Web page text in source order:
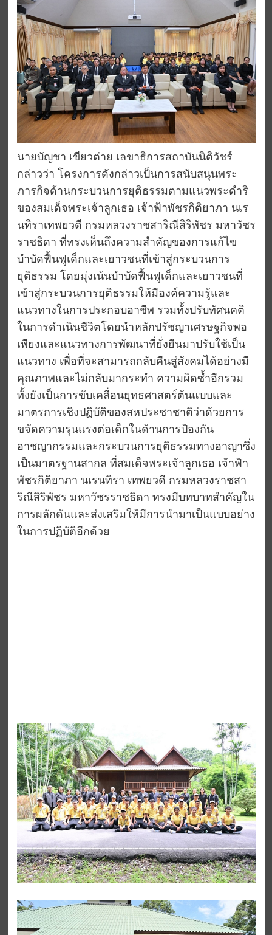
นายบัญชา เขียวต่าย เลขาธิการสถาบันนิติวัชร์
กล่าวว่า โครงการดังกล่าวเป็นการสนับสนุนพระ
ภารกิจด้านกระบวนการยุติธรรมตามแนวพระดำริ
ของสมเด็จพระเจ้าลูกเธอ เจ้าฟ้าพัชรกิติยาภา นเร
นทิราเทพยวดี กรมหลวงราชสาริณีสิริพัชร มหาวัชร
ราชธิดา ที่ทรงเห็นถึงความสำคัญของการแก้ไข
บำบัดฟื้นฟูเด็กและเยาวชนที่เข้าสู่กระบวนการ
ยุติธรรม โดยมุ่งเน้นบำบัดฟื้นฟูเด็กและเยาวชนที่
เข้าสู่กระบวนการยุติธรรมให้มีองค์ความรู้และ
แนวทางในการประกอบอาชีพ รวมทั้งปรับทัศนคติ
ในการดำเนินชีวิตโดยนำหลักปรัชญาเศรษฐกิจพอ
เพียงและแนวทางการพัฒนาที่ยั่งยืนมาปรับใช้เป็น
แนวทาง เพื่อที่จะสามารถกลับคืนสู่สังคมได้อย่างมี
คุณภาพและไม่กลับมากระทำ ความผิดซ้ำอีกรวม
ทั้งยังเป็นการขับเคลื่อนยุทธศาสตร์ต้นแบบและ
มาตรการเชิงปฏิบัติของสหประชาชาติว่าด้วยการ
ขจัดความรุนแรงต่อเด็กในด้านการป้องกัน
อาชญากรรมและกระบวนการยุติธรรมทางอาญาซึ่ง
เป็นมาตรฐานสากล ที่สมเด็จพระเจ้าลูกเธอ เจ้าฟ้า
พัชรกิติยาภา นเรนทิรา เทพยวดี กรมหลวงราชสา
ริณีสิริพัชร มหาวัชรราชธิดา ทรงมีบทบาทสำคัญใน
การผลักดันและส่งเสริมให้มีการนำมาเป็นแบบอย่าง
ในการปฏิบัติอีกด้วย